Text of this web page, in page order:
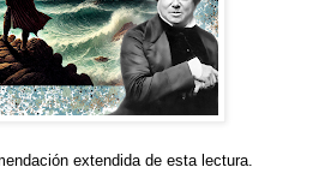
extendida de esta lectura.